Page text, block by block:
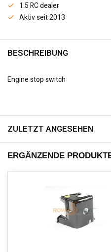
1:5 RC dealer
Aktiv seit 2013
BESCHREIBUNG
Engine stop switch
ZULETZT ANGESEHEN
ERGÄNZENDE